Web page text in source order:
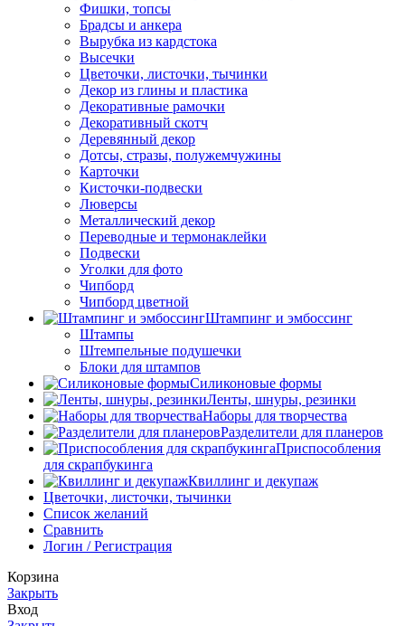
Фишки, топсы
Брадсы и анкера
Вырубка из кардстока
Высечки
Цветочки, листочки, тычинки
Декор из глины и пластика
Декоративные рамочки
Декоративный скотч
Деревянный декор
Дотсы, стразы, полужемчужины
Карточки
Кисточки-подвески
Люверсы
Металлический декор
Переводные и термонаклейки
Подвески
Уголки для фото
Чипборд
Чипборд цветной
Штампинг и эмбоссинг
Штампы
Штемпельные подушечки
Блоки для штампов
Силиконовые формы
Ленты, шнуры, резинки
Наборы для творчества
Разделители для планеров
Приспособления
для скрапбукинга
Квиллинг и декупаж
Цветочки, листочки, тычинки
Список желаний
Сравнить
Логин / Регистрация
Корзина
Закрыть
Вход